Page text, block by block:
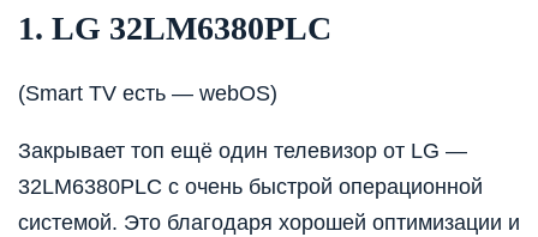
1. LG 32LM6380PLC
(Smart TV есть — webOS)
Закрывает топ ещё один телевизор от LG —
32LM6380PLC с очень быстрой операционной
системой. Это благодаря хорошей оптимизации и